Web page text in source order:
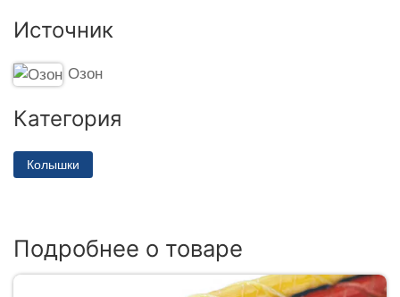
Источник
Озон
Категория
Колышки
Подробнее о товаре